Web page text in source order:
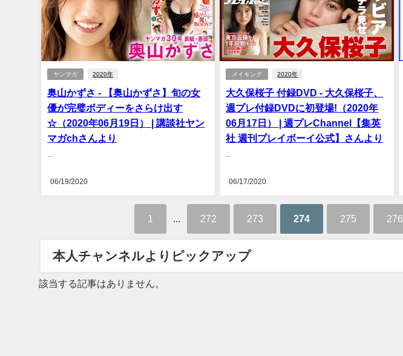
ヤンマガ 2020年
奥山かずさ - 【奥山かずさ】旬の女
優が完璧ボディーをさらけ出す
☆（2020年06月19日） | 講談社ヤン
マガchさんより
06/19/2020
メイキング 2020年
大久保桜子 付録DVD - 大久保桜子、
週プレ付録DVDに初登場!（2020年
06月17日） | 週プレChannel【集英
社 週刊プレイボーイ公式】さんより
06/17/2020
1 272 273 274 275 276
本人チャンネルよりピックアップ
該当する記事はありません。